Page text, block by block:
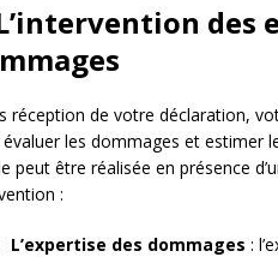
des
réception de votre déclaration,
les dommages et estimer
peut être réalisée en présence
:
L’expertise des dommages :